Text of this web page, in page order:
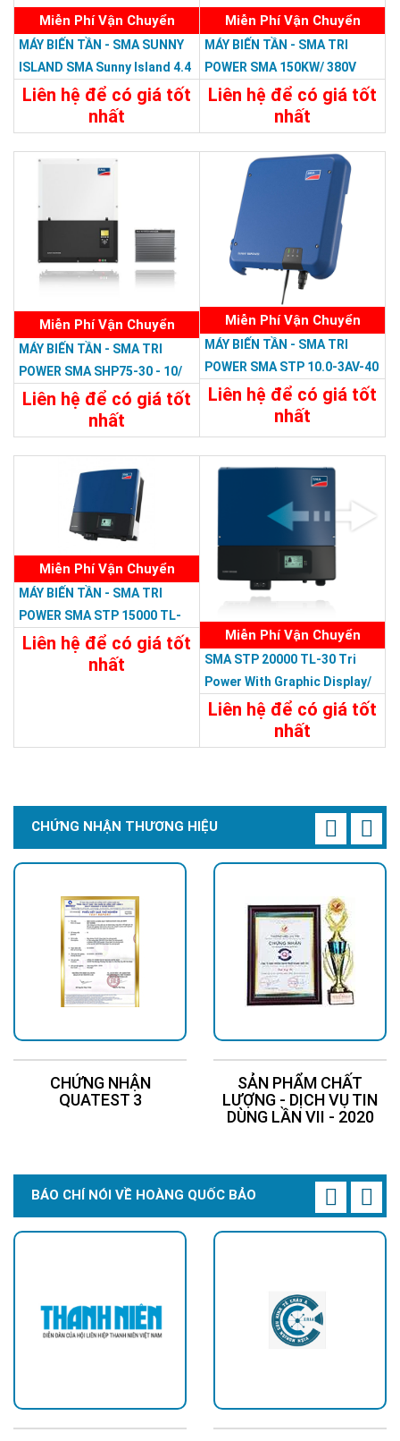
Miễn Phí Vận Chuyển
MÁY BIẾN TẦN - SMA SUNNY
ISLAND SMA Sunny Island 4.4
H-12
Liên hệ để có giá tốt
nhất
Miễn Phí Vận Chuyển
MÁY BIẾN TẦN - SMA TRI
POWER SMA 150KW/ 380V
Liên hệ để có giá tốt
nhất
Miễn Phí Vận Chuyển
MÁY BIẾN TẦN - SMA TRI
POWER SMA SHP75-30 - 10/
380V
Liên hệ để có giá tốt
nhất
Miễn Phí Vận Chuyển
MÁY BIẾN TẦN - SMA TRI
POWER SMA STP 10.0-3AV-40
Tri Power/380V 10 KW, 3 PHA
Liên hệ để có giá tốt
nhất
Miễn Phí Vận Chuyển
MÁY BIẾN TẦN - SMA TRI
POWER SMA STP 15000 TL-
10 Tri Power With Graphic
Display /380V
Liên hệ để có giá tốt
nhất
Miễn Phí Vận Chuyển
SMA STP 20000 TL-30 Tri
Power With Graphic Display/
380V
Liên hệ để có giá tốt
nhất
CHỨNG NHẬN THƯƠNG HIỆU
CHỨNG NHẬN
QUATEST 3
SẢN PHẨM CHẤT
LƯỢNG - DỊCH VỤ TIN
DÙNG LẦN VII - 2020
BÁO CHÍ NÓI VỀ HOÀNG QUỐC BẢO